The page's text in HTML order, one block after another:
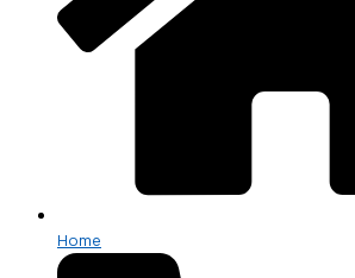
Home